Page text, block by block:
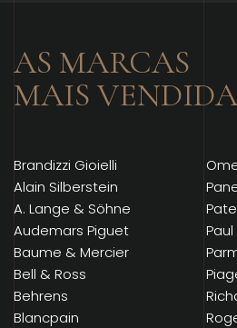
AS MARCAS
MAIS
Brandizzi Gioielli
Alain Silberstein
A. Lange & Söhne
Audemars Piguet
Baume & Mercier
Bell & Ross
Behrens
Blancpain